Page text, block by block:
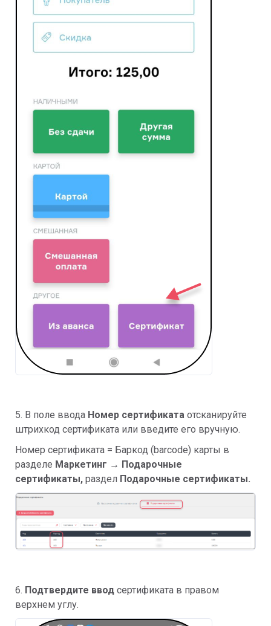
5. В поле ввода Номер сертификата отсканируйте
штрихкод сертификата или введите его вручную.
Номер сертификата = Баркод (barcode) карты в
разделе Маркетинг → Подарочные
сертификаты, раздел Подарочные сертификаты.
6. Подтвердите ввод сертификата в правом
верхнем углу.